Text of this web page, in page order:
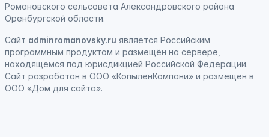
Романовского сельсовета Александровского района
Оренбургской области.
Сайт adminromanovsky.ru является Российским
программным продуктом и размещён на сервере,
находящемся под юрисдикцией Российской Федерации.
Сайт разработан в ООО «КопыленКомпани» и размещён в
ООО «Дом для сайта».